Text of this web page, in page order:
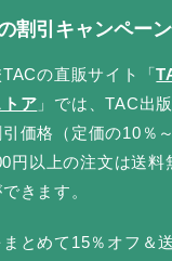
割引キャンペー
の直販サイト「
ア 」では、TAC出
価格
（定価の10％
円以上の注文は送料
きます。
とめて15％オフ＆